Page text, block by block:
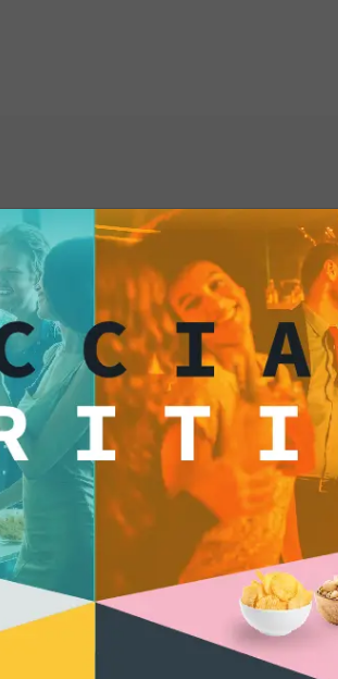
tuoi clienti
semplicemente
questo multipack è
Lasciati sedurre
del nostro Multipack
è uninvestimento
per distinguersi e
Rendi ogni
che i tuoi ospiti o
della raffinatezza e
Aggiungi ora al
inizia a trasformare
memorabile.
**La scheda